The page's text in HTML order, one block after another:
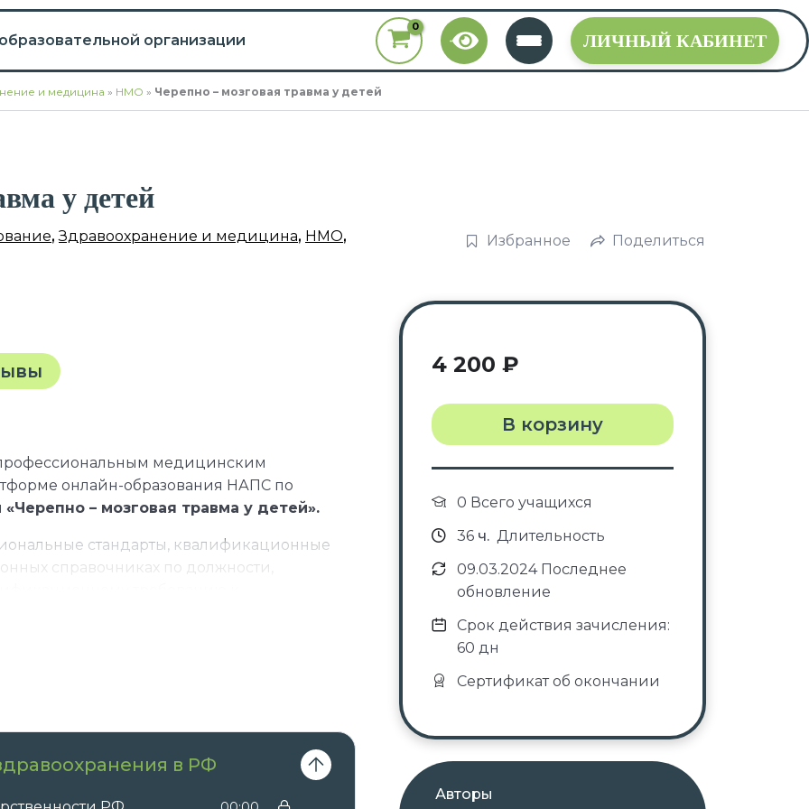
организации ЛИЧНЫЙ КАБИНЕТ
и медицина » НМО » Черепно – мозговая травма у детей
у детей
,Здравоохранение и медицина, НМО,
Избранное Поделиться
медицинским
онлайн-образования НАПС по
«Черепно – мозговая травма у детей».
стандарты, квалификационные
справочниках по должности,
получаете документы установленного
курсом:
зачислением баллов НМО →
удостоверение
в РФ
4 200 ₽
В корзину
0 Всего учащихся
36 ч. Длительность
09.03.2024 Последнее
обновление
Срок действия зачисления:
60 дн
Сертификат об окончании
Авторы